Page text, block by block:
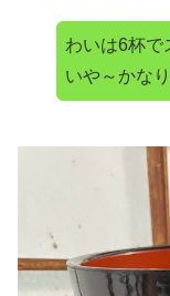
わいは6杯で
いや～かな